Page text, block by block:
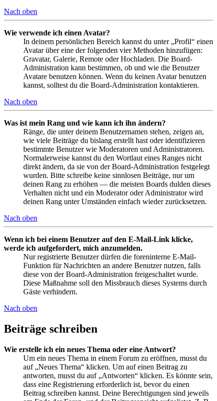
Nach oben
Wie verwende ich einen Avatar?
In deinem persönlichen Bereich kannst du unter „Profil“ einen
Avatar über eine der folgenden vier Methoden hinzufügen:
Gravatar, Galerie, Remote oder Hochladen. Die Board-
Administration kann bestimmen, ob und wie die Benutzer
Avatare benutzen können. Wenn du keinen Avatar benutzen
kannst, solltest du die Board-Administration kontaktieren.
Nach oben
Was ist mein Rang und wie kann ich ihn ändern?
Ränge, die unter deinem Benutzernamen stehen, zeigen an,
wie viele Beiträge du bislang erstellt hast oder identifizieren
bestimmte Benutzer wie Moderatoren und Administratoren.
Normalerweise kannst du den Wortlaut eines Ranges nicht
direkt ändern, da sie von der Board-Administration festgelegt
wurden. Bitte schreibe keine sinnlosen Beiträge, nur um
deinen Rang zu erhöhen — die meisten Boards dulden dieses
Verhalten nicht und ein Moderator oder Administrator wird
deinen Rang unter Umständen einfach wieder zurücksetzen.
Nach oben
Wenn ich bei einem Benutzer auf den E-Mail-Link klicke,
werde ich aufgefordert, mich anzumelden.
Nur registrierte Benutzer dürfen die foreninterne E-Mail-
Funktion für Nachrichten an andere Benutzer nutzen, falls
diese von der Board-Administration freigeschaltet wurde.
Diese Maßnahme soll den Missbrauch dieses Systems durch
Gäste verhindern.
Nach oben
Beiträge schreiben
Wie erstelle ich ein neues Thema oder eine Antwort?
Um ein neues Thema in einem Forum zu eröffnen, musst du
auf „Neues Thema“ klicken. Um auf einen Beitrag zu
antworten, musst du auf „Antworten“ klicken. Es könnte sein,
dass eine Registrierung erforderlich ist, bevor du einen
Beitrag schreiben kannst. Deine Berechtigungen sind jeweils